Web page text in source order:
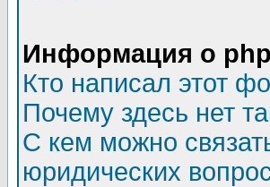
Информация о
Кто написал этот
Почему здесь нет
С кем можно
юридических